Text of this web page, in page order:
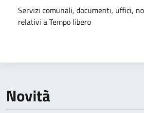
Dettagli della
Servizi comunali, documenti, uffici,
relativi a Tempo libero
Novità